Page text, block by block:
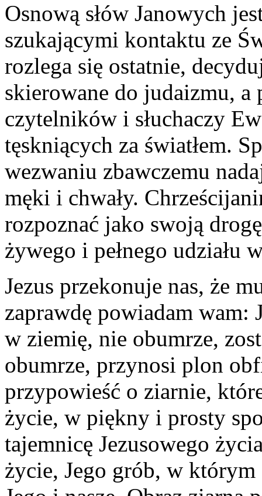
Osnową słów Janowych
szukającymi kontaktu ze
rozlega się ostatnie,
skierowane do judaizmu,
czytelników i słuchaczy
tęskniących za światłem.
wezwaniu zbawczemu
męki i chwały.
rozpoznać jako swoją
żywego i pełnego udziału
Jezus przekonuje nas, że
zaprawdę powiadam wam:
w ziemię, nie obumrze,
obumrze, przynosi plon
przypowieść o ziarnie,
życie, w piękny i prosty
tajemnicę Jezusowego
życie, Jego grób, w